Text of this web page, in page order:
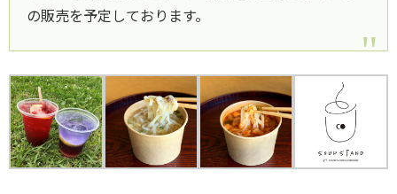
の販売を予定しております。